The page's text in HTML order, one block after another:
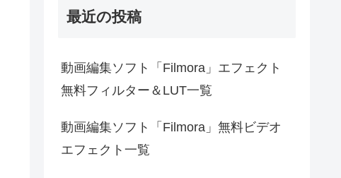
最近の投稿
動画編集ソフト「Filmora」エフェクト
無料フィルター＆LUT一覧
動画編集ソフト「Filmora」無料ビデオ
エフェクト一覧